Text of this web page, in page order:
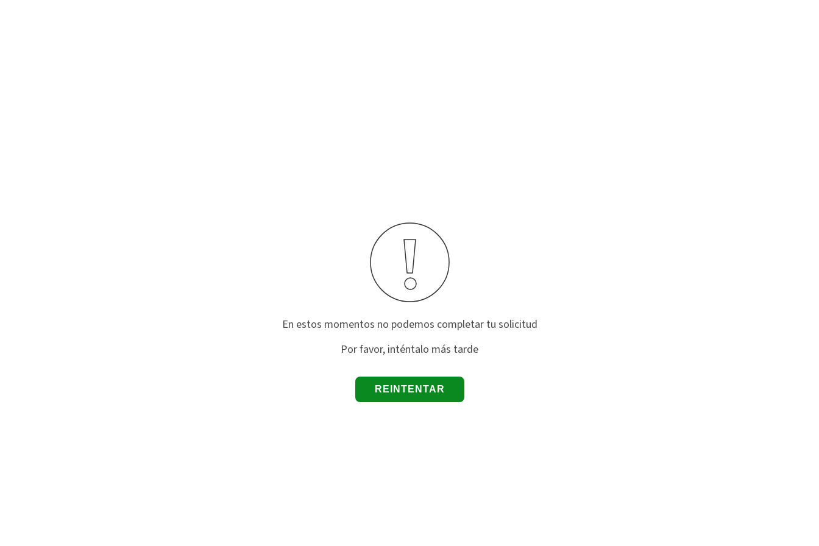
En estos momentos no podemos completar tu solicitud
Por favor, inténtalo más tarde
REINTENTAR